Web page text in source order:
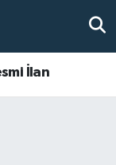
İlan